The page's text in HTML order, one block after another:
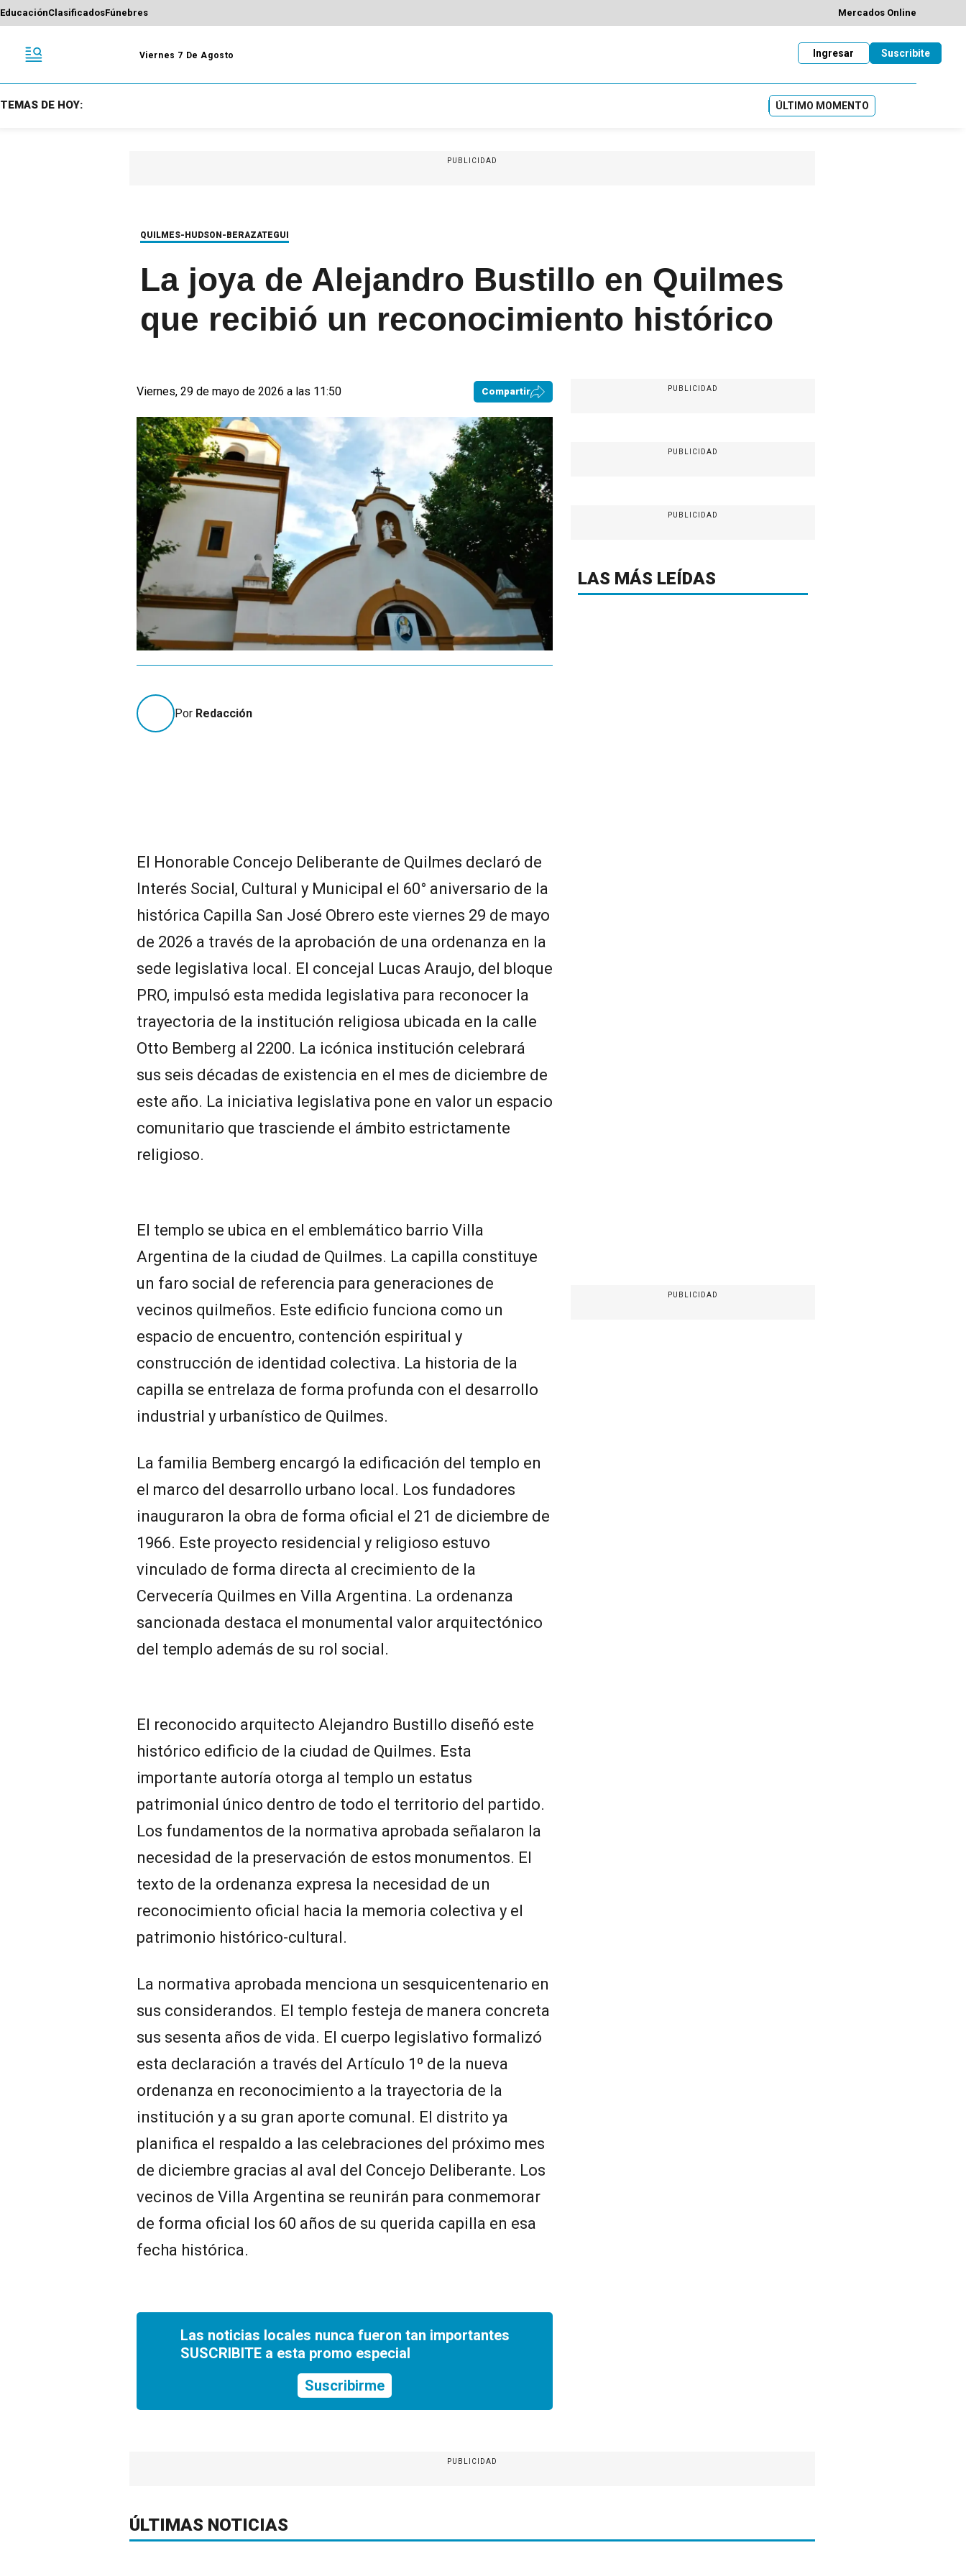
EducaciónClasificadosFúnebres Mercados Online
Viernes 7 De Agosto Suscribite
Ingresar
TEMAS DE HOY: ÚLTIMO MOMENTO
PUBLICIDAD
QUILMES-HUDSON-BERAZATEGUI
La joya de Alejandro Bustillo en Quilmes
que recibió un reconocimiento histórico
Viernes, 29 de mayo de 2026 a las 11:50 Compartir
Por Redacción
El Honorable Concejo Deliberante de Quilmes declaró de
Interés Social, Cultural y Municipal el 60° aniversario de la
histórica Capilla San José Obrero este viernes 29 de mayo
de 2026 a través de la aprobación de una ordenanza en la
sede legislativa local. El concejal Lucas Araujo, del bloque
PRO, impulsó esta medida legislativa para reconocer la
trayectoria de la institución religiosa ubicada en la calle
Otto Bemberg al 2200. La icónica institución celebrará
sus seis décadas de existencia en el mes de diciembre de
este año. La iniciativa legislativa pone en valor un espacio
comunitario que trasciende el ámbito estrictamente
religioso.
El templo se ubica en el emblemático barrio Villa
Argentina de la ciudad de Quilmes. La capilla constituye
un faro social de referencia para generaciones de
vecinos quilmeños. Este edificio funciona como un
espacio de encuentro, contención espiritual y
construcción de identidad colectiva. La historia de la
capilla se entrelaza de forma profunda con el desarrollo
industrial y urbanístico de Quilmes.
La familia Bemberg encargó la edificación del templo en
el marco del desarrollo urbano local. Los fundadores
inauguraron la obra de forma oficial el 21 de diciembre de
1966. Este proyecto residencial y religioso estuvo
vinculado de forma directa al crecimiento de la
Cervecería Quilmes en Villa Argentina. La ordenanza
sancionada destaca el monumental valor arquitectónico
del templo además de su rol social.
El reconocido arquitecto Alejandro Bustillo diseñó este
histórico edificio de la ciudad de Quilmes. Esta
importante autoría otorga al templo un estatus
patrimonial único dentro de todo el territorio del partido.
Los fundamentos de la normativa aprobada señalaron la
necesidad de la preservación de estos monumentos. El
texto de la ordenanza expresa la necesidad de un
reconocimiento oficial hacia la memoria colectiva y el
patrimonio histórico-cultural.
La normativa aprobada menciona un sesquicentenario en
sus considerandos. El templo festeja de manera concreta
sus sesenta años de vida. El cuerpo legislativo formalizó
esta declaración a través del Artículo 1º de la nueva
ordenanza en reconocimiento a la trayectoria de la
institución y a su gran aporte comunal. El distrito ya
planifica el respaldo a las celebraciones del próximo mes
de diciembre gracias al aval del Concejo Deliberante. Los
vecinos de Villa Argentina se reunirán para conmemorar
de forma oficial los 60 años de su querida capilla en esa
fecha histórica.
Las noticias locales nunca fueron tan importantes
SUSCRIBITE a esta promo especial
Suscribirme
PUBLICIDAD
PUBLICIDAD
PUBLICIDAD
LAS MÁS LEÍDAS
PUBLICIDAD
PUBLICIDAD
ÚLTIMAS NOTICIAS